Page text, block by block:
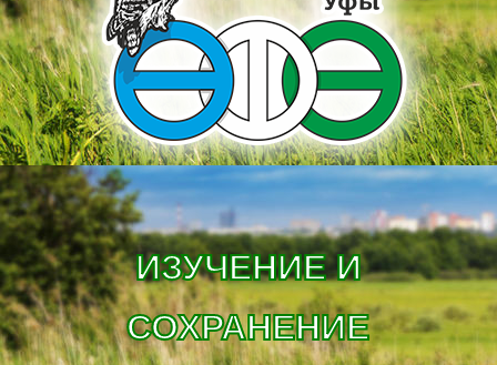
ИЗУЧЕНИЕ И
СОХРАНЕНИЕ